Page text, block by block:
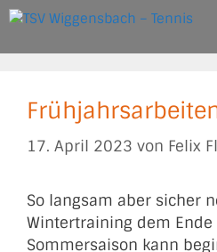
Zum
springen
17. April 2023 von Felix
So langsam aber sicher
Wintertraining dem
Sommersaison kann